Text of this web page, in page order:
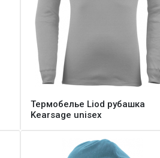
Термобелье Liod рубашка
Kearsage unisex